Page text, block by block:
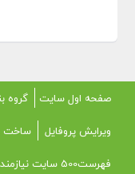
صفحه اول سایت گروه
ویرایش پروفایل
ساخت
فهرست500 سایت نیازمندی